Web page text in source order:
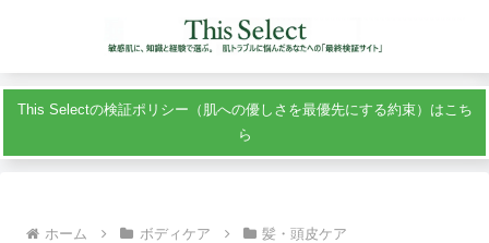
This Selectの検証ポリシー（肌への優しさを最優先にする約束）はこち
ら
ホーム ボディケア 髪・頭皮ケア